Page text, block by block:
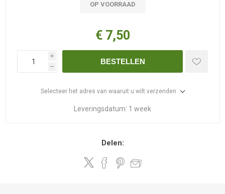
OP VOORRAAD
€ 7,50
i
h
BESTELLEN
Selecteer het adres van waaruit u wilt verzenden
Leveringsdatum: 1 week
Delen: